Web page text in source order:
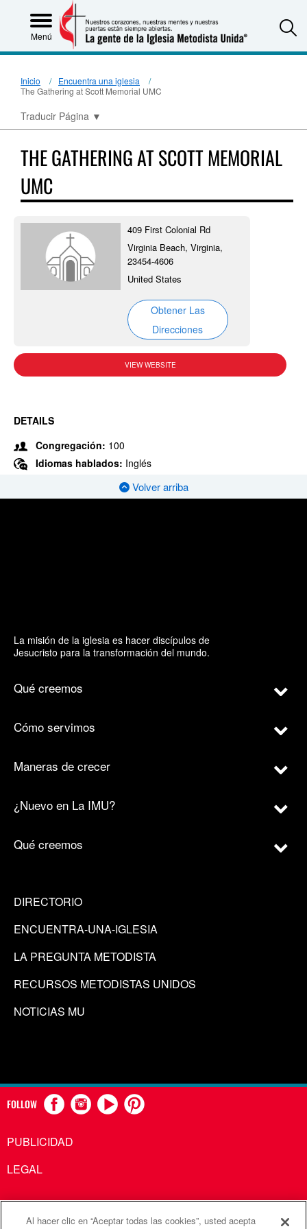
Menú
Inicio
Encuentra una iglesia
The Gathering at Scott Memorial UMC
Traducir Página ▼
THE GATHERING AT SCOTT MEMORIAL
UMC
409 First Colonial Rd
Virginia Beach, Virginia,
23454-4606
United States
Obtener Las
Direcciones
VIEW WEBSITE
DETAILS
Congregación: 100
Idiomas hablados: Inglés
Volver arriba
La misión de la iglesia es hacer discípulos de
Jesucristo para la transformación del mundo.
Qué creemos
Cómo servimos
Maneras de crecer
¿Nuevo en La IMU?
Qué creemos
DIRECTORIO
ENCUENTRA-UNA-IGLESIA
LA PREGUNTA METODISTA
RECURSOS METODISTAS UNIDOS
NOTICIAS MU
FOLLOW
PUBLICIDAD
LEGAL
Al hacer clic en “Aceptar todas las cookies”, usted acepta